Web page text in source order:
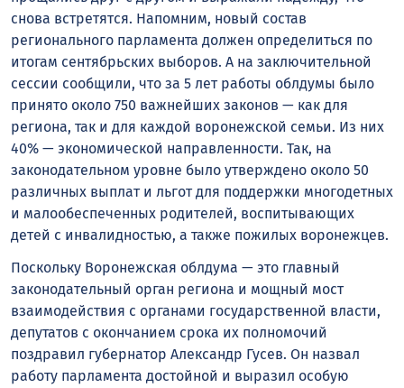
снова встретятся. Напомним, новый состав
регионального парламента должен определиться по
итогам сентябрьских выборов. А на заключительной
сессии сообщили, что за 5 лет работы облдумы было
принято около 750 важнейших законов — как для
региона, так и для каждой воронежской семьи. Из них
40% — экономической направленности. Так, на
законодательном уровне было утверждено около 50
различных выплат и льгот для поддержки многодетных
и малообеспеченных родителей, воспитывающих
детей с инвалидностью, а также пожилых воронежцев.
Поскольку Воронежская облдума — это главный
законодательный орган региона и мощный мост
взаимодействия с органами государственной власти,
депутатов с окончанием срока их полномочий
поздравил губернатор Александр Гусев. Он назвал
работу парламента достойной и выразил особую